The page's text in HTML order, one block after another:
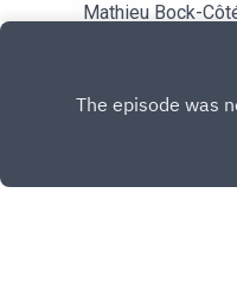
Mathieu Bock-